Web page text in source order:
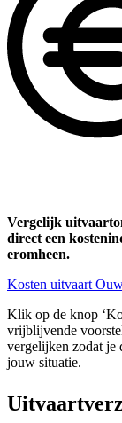
Vergelijk
direct een
eromheen.
Kosten uitvaart
Klik op de knop
vrijblijvende
vergelijken zodat je
jouw situatie.